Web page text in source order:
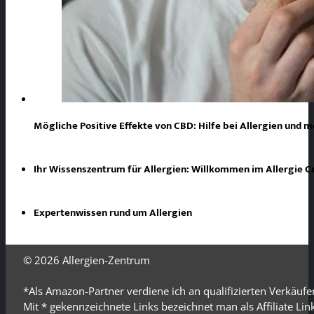
Mögliche Positive Effekte von CBD: Hilfe bei Allergien und
Ihr Wissenszentrum für Allergien: Willkommen im Allergie
Expertenwissen rund um Allergien
© 2026 Allergien-Zentrum
*Als Amazon-Partner verdiene ich an qualifizierten
Mit * gekennzeichnete Links bezeichnet man als Affiliate